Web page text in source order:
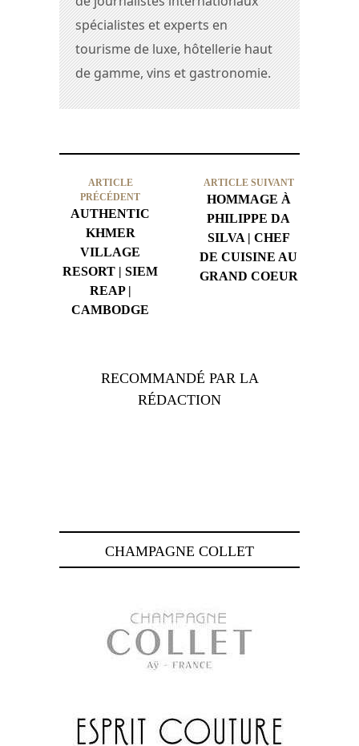
spécialistes et experts en
tourisme de luxe, hôtellerie haut
de gamme, vins et gastronomie.
ARTICLE
PRÉCÉDENT
AUTHENTIC
KHMER
VILLAGE
RESORT | SIEM
REAP |
CAMBODGE
ARTICLE SUIVANT
HOMMAGE À
PHILIPPE DA
SILVA | CHEF
DE CUISINE AU
GRAND COEUR
RECOMMANDÉ PAR LA
RÉDACTION
CHAMPAGNE COLLET